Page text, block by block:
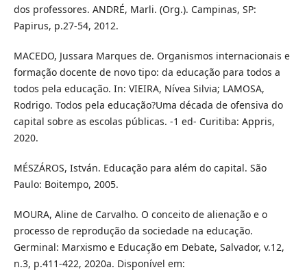
dos professores. ANDRÉ, Marli. (Org.). Campinas, SP:
Papirus, p.27-54, 2012.
MACEDO, Jussara Marques de. Organismos internacionais e
formação docente de novo tipo: da educação para todos a
todos pela educação. In: VIEIRA, Nívea Silvia; LAMOSA,
Rodrigo. Todos pela educação?Uma década de ofensiva do
capital sobre as escolas públicas. -1 ed- Curitiba: Appris,
2020.
MÉSZÁROS, István. Educação para além do capital. São
Paulo: Boitempo, 2005.
MOURA, Aline de Carvalho. O conceito de alienação e o
processo de reprodução da sociedade na educação.
Germinal: Marxismo e Educação em Debate, Salvador, v.12,
n.3, p.411-422, 2020a. Disponível em: